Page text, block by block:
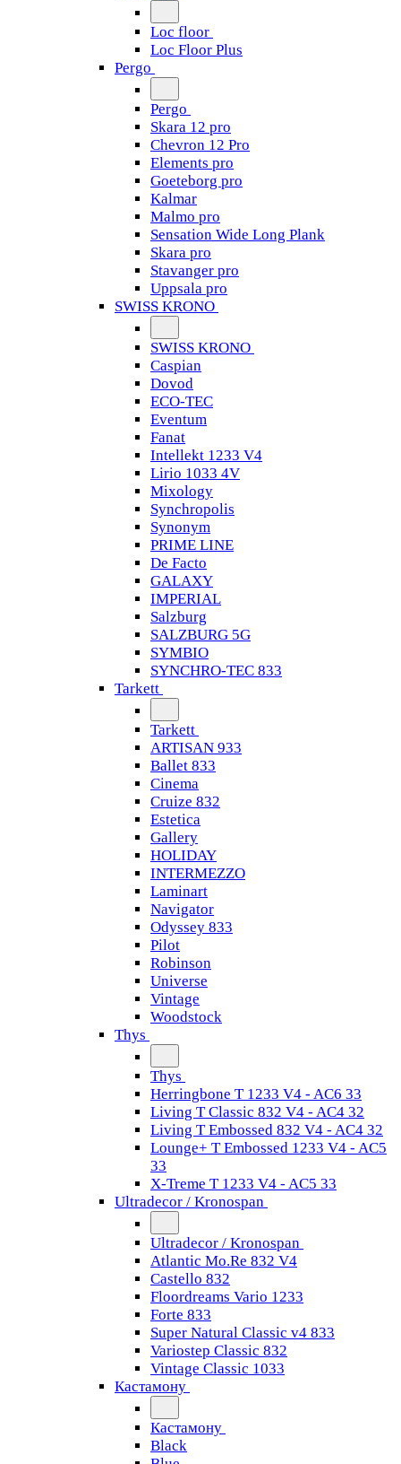
Loc floor
Loc Floor Plus
Pergo
Pergo
Skara 12 pro
Chevron 12 Pro
Elements pro
Goeteborg pro
Kalmar
Malmo pro
Sensation Wide Long Plank
Skara pro
Stavanger pro
Uppsala pro
SWISS KRONO
SWISS KRONO
Caspian
Dovod
ECO-TEC
Eventum
Fanat
Intellekt 1233 V4
Lirio 1033 4V
Mixology
Synchropolis
Synonym
PRIME LINE
De Facto
GALAXY
IMPERIAL
Salzburg
SALZBURG 5G
SYMBIO
SYNCHRO-TEC 833
Tarkett
Tarkett
ARTISAN 933
Ballet 833
Cinema
Cruize 832
Estetica
Gallery
HOLIDAY
INTERMEZZO
Laminart
Navigator
Odyssey 833
Pilot
Robinson
Universe
Vintage
Woodstock
Thys
Thys
Herringbone T 1233 V4 - AC6 33
Living T Classic 832 V4 - AC4 32
Living T Embossed 832 V4 - AC4 32
Lounge+ T Embossed 1233 V4 - AC5
33
X-Treme T 1233 V4 - AC5 33
Ultradecor / Kronospan
Ultradecor / Kronospan
Atlantic Mo.Re 832 V4
Castello 832
Floordreams Vario 1233
Forte 833
Super Natural Classic v4 833
Variostep Classic 832
Vintage Classic 1033
Кастамону
Кастамону
Black